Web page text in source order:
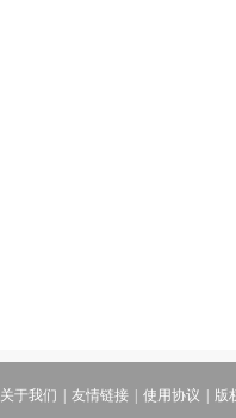
关于我们 友情链接 使用协议 版